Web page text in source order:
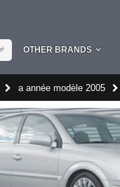
OTHER BRANDS
a année modèle 2005